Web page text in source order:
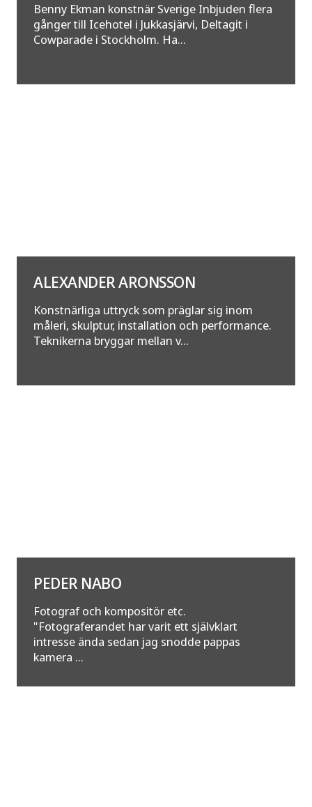
Benny Ekman konstnär Sverige Inbjuden flera
gånger till Icehotel i Jukkasjärvi, Deltagit i
Cowparade i Stockholm. Ha...
ALEXANDER ARONSSON
Konstnärliga uttryck som präglar sig inom
måleri, skulptur, installation och performance.
Teknikerna bryggar mellan v...
PEDER NABO
Fotograf och kompositör etc.
"Fotograferandet har varit ett självklart
intresse ända sedan jag snodde pappas
kamera ...